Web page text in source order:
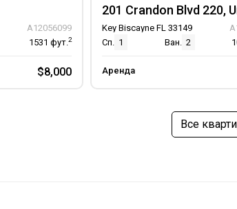
A12056099
1531 фут.2
$8,000
201 Crandon Blvd 220,
Key Biscayne FL 33149
Сп. 1 Ван. 2
Аренда
Все